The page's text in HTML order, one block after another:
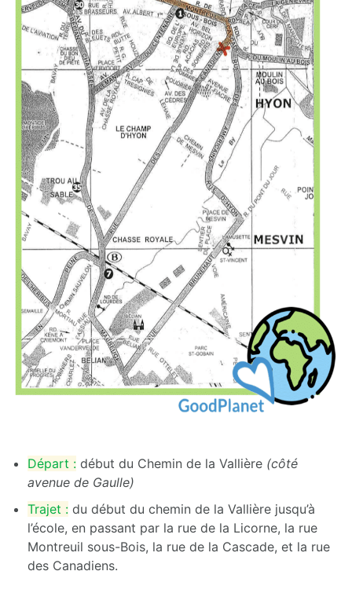
Départ : début du Chemin de la Vallière (côté
avenue de Gaulle)
Trajet : du début du chemin de la Vallière jusqu’à
l’école, en passant par la rue de la Licorne, la rue
Montreuil sous-Bois, la rue de la Cascade, et la rue
des Canadiens.